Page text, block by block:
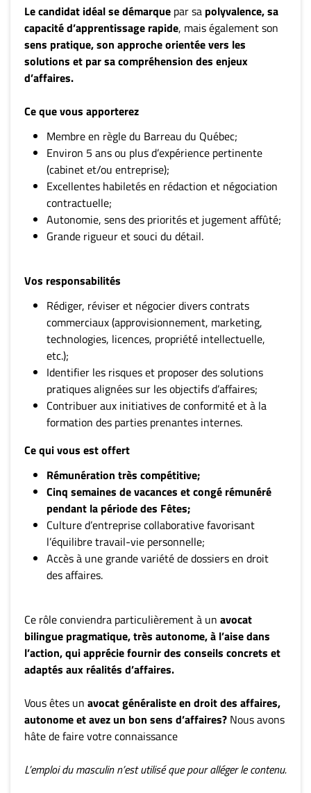
Nous
joindre
À
propos
Infolettre
S’abonner
Politique de
confidentialité
Le candidat idéal se démarque par sa polyvalence, sa
capacité d’apprentissage rapide, mais également son
sens pratique, son approche orientée vers les
solutions et par sa compréhension des enjeux
d’affaires.
Ce que vous apporterez
Membre en règle du Barreau du Québec;
Environ 5 ans ou plus d’expérience pertinente
(cabinet et/ou entreprise);
Excellentes habiletés en rédaction et négociation
contractuelle;
Autonomie, sens des priorités et jugement affûté;
Grande rigueur et souci du détail.
Vos responsabilités
Rédiger, réviser et négocier divers contrats
commerciaux (approvisionnement, marketing,
technologies, licences, propriété intellectuelle,
etc.);
Identifier les risques et proposer des solutions
pratiques alignées sur les objectifs d’affaires;
Contribuer aux initiatives de conformité et à la
formation des parties prenantes internes.
Ce qui vous est offert
Rémunération très compétitive;
Cinq semaines de vacances et congé rémunéré
pendant la période des Fêtes;
Culture d’entreprise collaborative favorisant
l’équilibre travail-vie personnelle;
Accès à une grande variété de dossiers en droit
des affaires.
Ce rôle conviendra particulièrement à un avocat
bilingue pragmatique, très autonome, à l’aise dans
l’action, qui apprécie fournir des conseils concrets et
adaptés aux réalités d’affaires.
Vous êtes un avocat généraliste en droit des affaires,
autonome et avez un bon sens d’affaires? Nous avons
hâte de faire votre connaissance
L’emploi du masculin n’est utilisé que pour alléger le contenu.